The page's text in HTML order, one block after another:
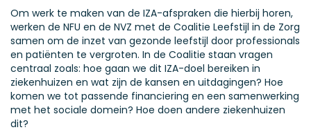
Om werk te maken van de IZA-afspraken die hierbij horen,
werken de NFU en de NVZ met de Coalitie Leefstijl in de Zorg
samen om de inzet van gezonde leefstijl door professionals
en patiënten te vergroten. In de Coalitie staan vragen
centraal zoals: hoe gaan we dit IZA-doel bereiken in
ziekenhuizen en wat zijn de kansen en uitdagingen? Hoe
komen we tot passende financiering en een samenwerking
met het sociale domein? Hoe doen andere ziekenhuizen
dit?